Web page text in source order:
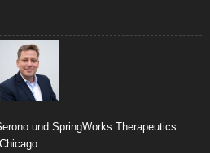
und SpringWorks Therapeutics